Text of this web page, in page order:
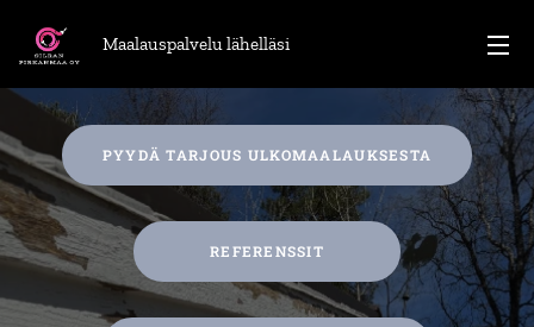
Maalauspalvelu lähelläsi
PYYDÄ TARJOUS ULKOMAALAUKSESTA
REFERENSSIT